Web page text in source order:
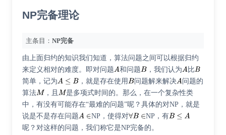
NP完备理论
主条目： NP完备
由上面归约的知识我们知道，算法问题之间可以根据归约
来定义相对的难度。即对问题
和问题 ，我们认为
比
简单，记为
，就是存在使用 问题解来解决
问题的
算法
，且
是多项式时间的。那么，在一个复杂性类
中，有没有可能存在“最难的问题”呢？具体的对NP，就是
说是不是存在问题
NP，使得对
NP，有
呢？对这样的问题，我们称它是NP完备的。